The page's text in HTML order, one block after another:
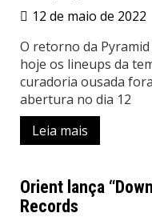
12 de maio de 2022
O retorno da
hoje os lineups da
curadoria ousada
abertura no dia 12
Leia mais
Lançamentos
Orient lança
Records